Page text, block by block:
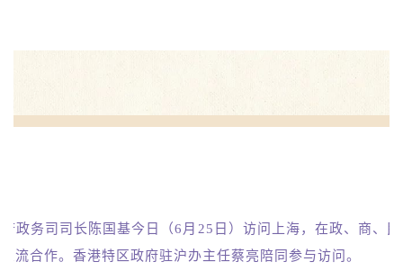
政务司司长陈国基今日（6月25日）访问上海，在政、商、
流合作。香港特区政府驻沪办主任蔡亮陪同参与访问。